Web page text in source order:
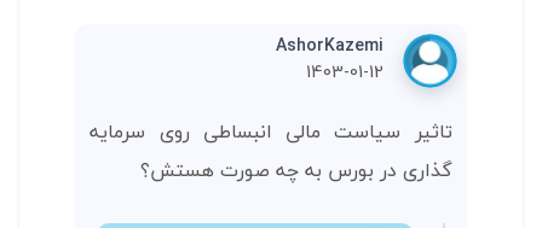
AshorKazemi
1403-01-12
تاثیر سیاست مالی انبساطی روی سرمایه
گذاری در بورس به چه صورت هستش؟